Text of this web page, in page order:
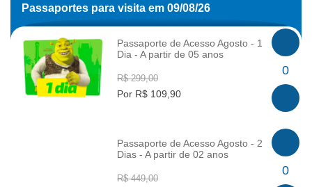
Passaportes para visita em 09/08/26
INFO
Passaporte de Acesso Agosto - 1
Dia - A partir de 05 anos
R$ 299,00
Por R$ 109,90
0
Passaporte de Acesso Agosto - 2
Dias - A partir de 02 anos
R$ 449,00
0